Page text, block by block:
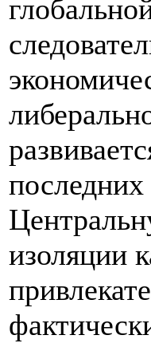
последних
изоляции